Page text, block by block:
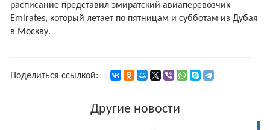
расписание представил эмиратский авиаперевозчик
Emirates, который летает по пятницам и субботам из Дубая
в Москву.
Поделиться ссылкой:
Другие новости